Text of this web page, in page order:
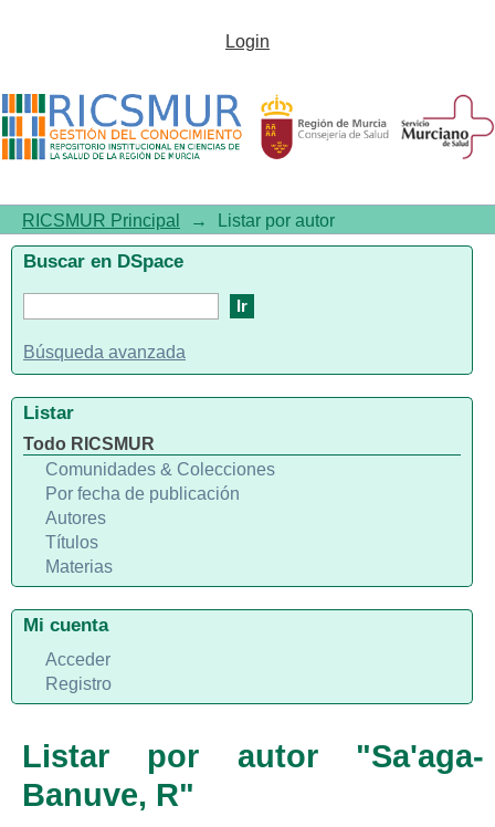
Listar por autor "Sa'aga-
Login
RICSMUR Principal → Listar por autor
Listar por autor "Sa'aga-
Banuve, R"
Buscar en DSpace
Búsqueda avanzada
Listar
Todo RICSMUR
Comunidades & Colecciones
Por fecha de publicación
Autores
Títulos
Materias
Mi cuenta
Acceder
Registro